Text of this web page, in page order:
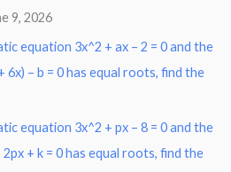
9, 2026
equation 3x^2 + ax – 2 = 0 and the
– b = 0 has equal roots, find the
equation 3x^2 + px – 8 = 0 and the
+ k = 0 has equal roots, find the